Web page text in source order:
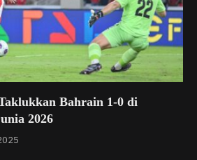
Bahrain 1-0 di
2026